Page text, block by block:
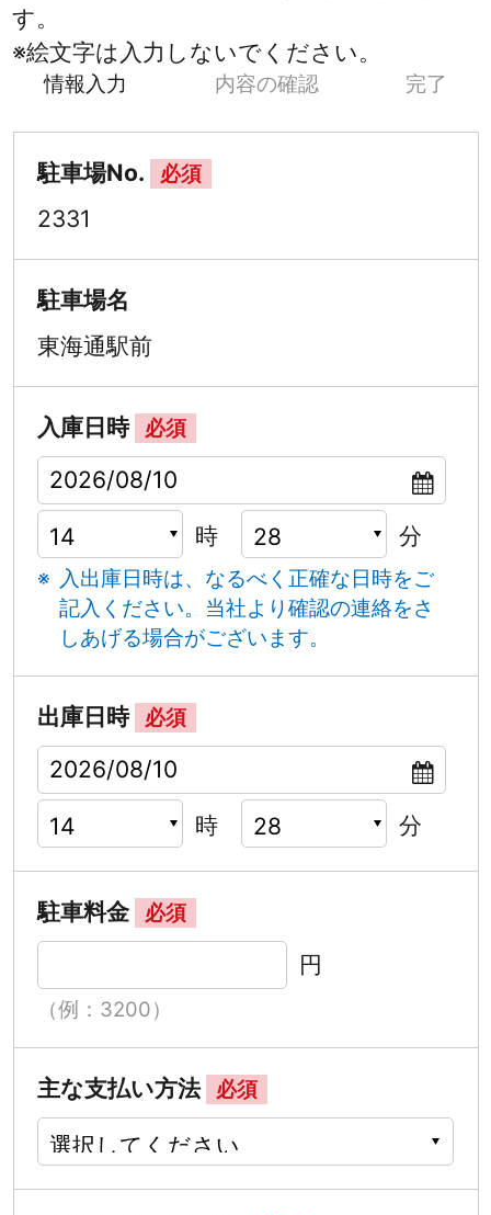
す。
※絵文字は入力しないでください。
情報入力 内容の確認 完了
駐車場No. 必須
2331
駐車場名
東海通駅前
入庫日時 必須
時 分
入出庫日時は、なるべく正確な日時をご
記入ください。 当社より確認の連絡をさ
しあげる場合がございます。
出庫日時 必須
時 分
駐車料金 必須
円
（例：3200）
主な支払い方法 必須